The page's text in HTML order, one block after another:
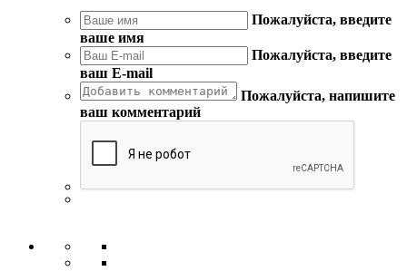
Пожалуйста, введите
ваше имя
Пожалуйста, введите
ваш E-mail
Пожалуйста, напишите
ваш комментарий